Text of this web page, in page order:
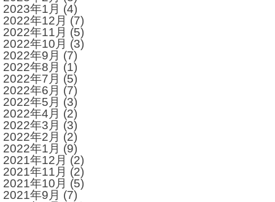
2023年1月 (4)
2022年12月 (7)
2022年11月 (5)
2022年10月 (3)
2022年9月 (7)
2022年8月 (1)
2022年7月 (5)
2022年6月 (7)
2022年5月 (3)
2022年4月 (2)
2022年3月 (3)
2022年2月 (2)
2022年1月 (9)
2021年12月 (2)
2021年11月 (2)
2021年10月 (5)
2021年9月 (7)